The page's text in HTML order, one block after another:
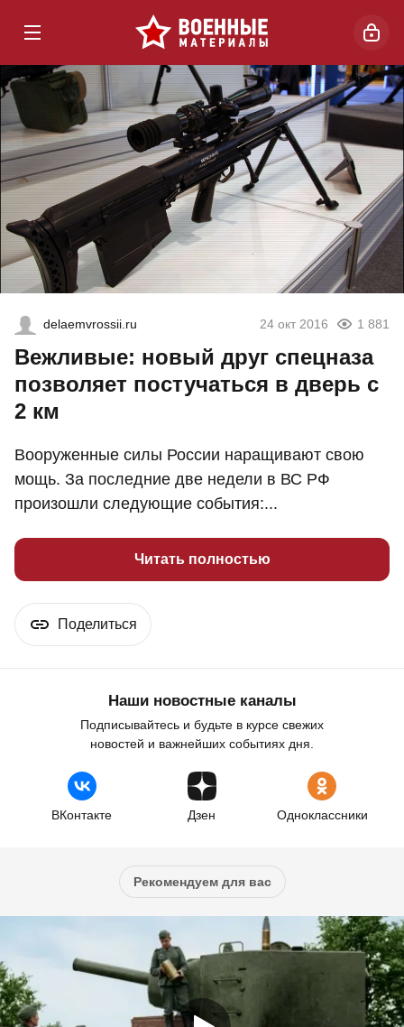
delaemvrossii.ru 24 окт 2016 1 881
Вежливые: новый друг спецназа
позволяет постучаться в дверь с
2 км
Вооруженные силы России наращивают свою
мощь. За последние две недели в ВС РФ
произошли следующие события:...
Читать полностью
Поделиться
Наши новостные каналы
Подписывайтесь и будьте в курсе свежих
новостей и важнейших событиях дня.
ВКонтакте Дзен Одноклассники
Рекомендуем для вас